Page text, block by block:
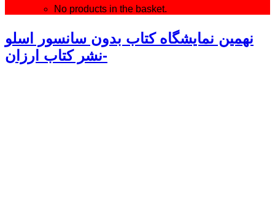
No products in the basket.
نهمین نمایشگاه کتاب بدون سانسور اسلو
-نشر کتاب ارزان